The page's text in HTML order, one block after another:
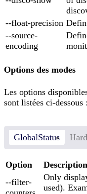
--float-precision
--source-
encoding
Options des modes
Les options
sont listées ci-dessous :
GlobalStatus
Option
Description
--filter-
Only
used).